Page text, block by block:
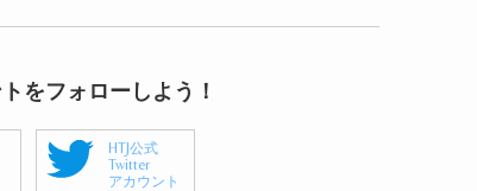
をフォローしよう！
HTJ公式
Twitter
アカウント